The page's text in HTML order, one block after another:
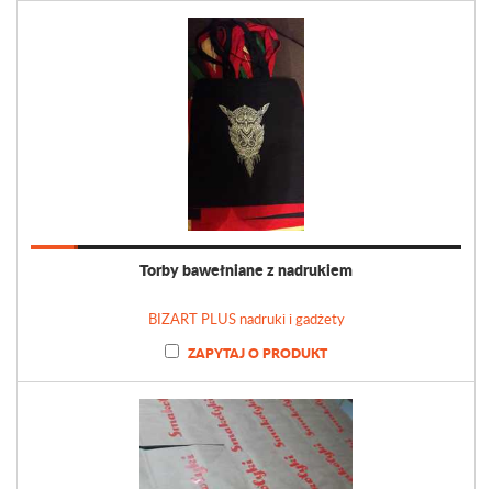
Torby bawełniane z nadrukiem
BIZART PLUS nadruki i gadżety
ZAPYTAJ O PRODUKT